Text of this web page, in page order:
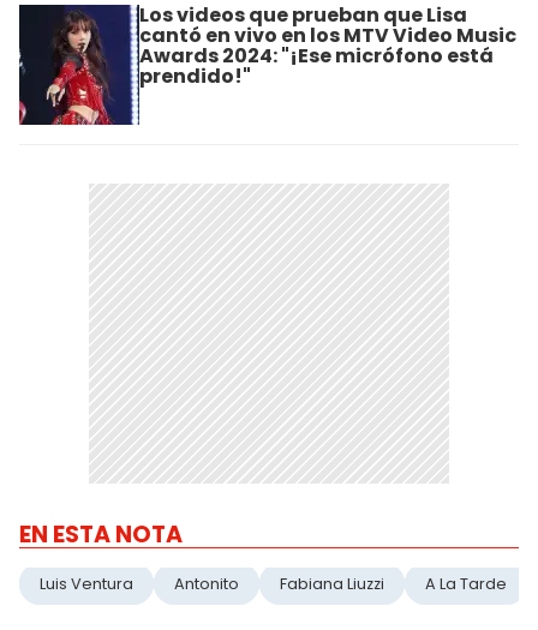
Los videos que prueban que Lisa
cantó en vivo en los MTV Video Music
Awards 2024: "¡Ese micrófono está
prendido!"
EN ESTA NOTA
Luis Ventura Antonito Fabiana Liuzzi A La Tarde